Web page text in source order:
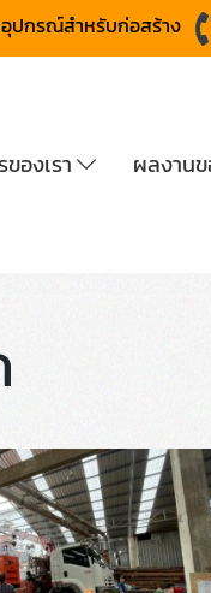
อุปกรณ์สำหรับก่อสร้าง
ของเรา ผลงานข